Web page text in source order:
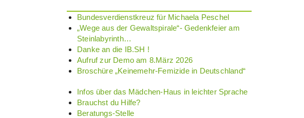
Bundesverdienstkreuz für Michaela Peschel
„Wege aus der Gewaltspirale“- Gedenkfeier am
Steinlabyrinth…
Danke an die IB.SH !
Aufruf zur Demo am 8.März 2026
Broschüre „Keinemehr-Femizide in Deutschland“
Infos über das Mädchen-Haus in leichter Sprache
Brauchst du Hilfe?
Beratungs-Stelle